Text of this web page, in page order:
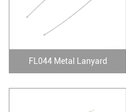
FL044 Metal Lanyard